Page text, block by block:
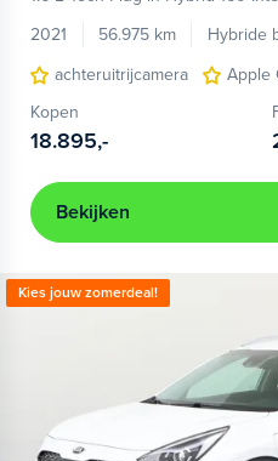
2021
56.975 km Hybride
achteruitrijcamera
Apple
Kopen
18.895,-
Bekijken
Kies jouw zomerdeal!